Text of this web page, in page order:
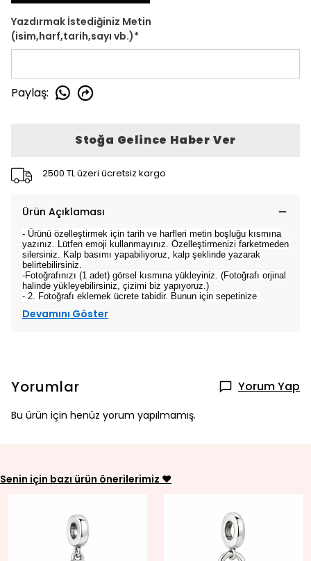
Yazdırmak İstediğiniz Metin
(isim,harf,tarih,sayı vb.)*
Paylaş:
Stoğa Gelince Haber Ver
2500 TL üzeri ücretsiz kargo
Ürün Açıklaması
- Ürünü özelleştirmek için tarih ve harfleri metin boşluğu kısmına
yazınız. Lütfen emoji kullanmayınız. Özelleştirmenizi farketmeden
silersiniz. Kalp basımı yapabiliyoruz, kalp şeklinde yazarak
belirtebilirsiniz.
-Fotoğrafınızı (1 adet) görsel kısmına yükleyiniz. (Fotoğrafı orjinal
halinde yükleyebilirsiniz, çizimi biz yapıyoruz.)
- 2. Fotoğrafı eklemek ücrete tabidir. Bunun için sepetinize
Devamını Göster
Yorumlar Yorum Yap
Bu ürün için henüz yorum yapılmamış.
Senin için bazı ürün önerilerimiz ♥